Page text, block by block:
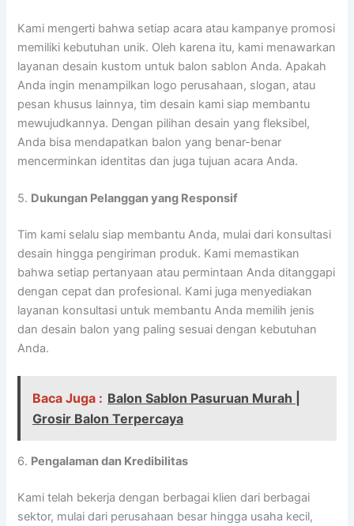
Kami mengerti bahwa setiap acara atau kampanye promosi
memiliki kebutuhan unik. Oleh karena itu, kami menawarkan
layanan desain kustom untuk balon sablon Anda. Apakah
Anda ingin menampilkan logo perusahaan, slogan, atau
pesan khusus lainnya, tim desain kami siap membantu
mewujudkannya. Dengan pilihan desain yang fleksibel,
Anda bisa mendapatkan balon yang benar-benar
mencerminkan identitas dan juga tujuan acara Anda.
5. Dukungan Pelanggan yang Responsif
Tim kami selalu siap membantu Anda, mulai dari konsultasi
desain hingga pengiriman produk. Kami memastikan
bahwa setiap pertanyaan atau permintaan Anda ditanggapi
dengan cepat dan profesional. Kami juga menyediakan
layanan konsultasi untuk membantu Anda memilih jenis
dan desain balon yang paling sesuai dengan kebutuhan
Anda.
Baca Juga : Balon Sablon Pasuruan Murah |
Grosir Balon Terpercaya
6. Pengalaman dan Kredibilitas
Kami telah bekerja dengan berbagai klien dari berbagai
sektor, mulai dari perusahaan besar hingga usaha kecil,